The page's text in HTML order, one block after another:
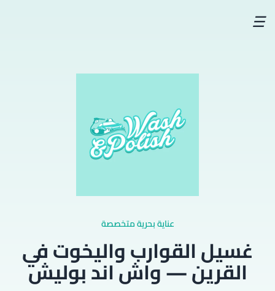
☰
عناية بحرية متخصصة
غسيل القوارب واليخوت في
القرين — واش اند بوليش